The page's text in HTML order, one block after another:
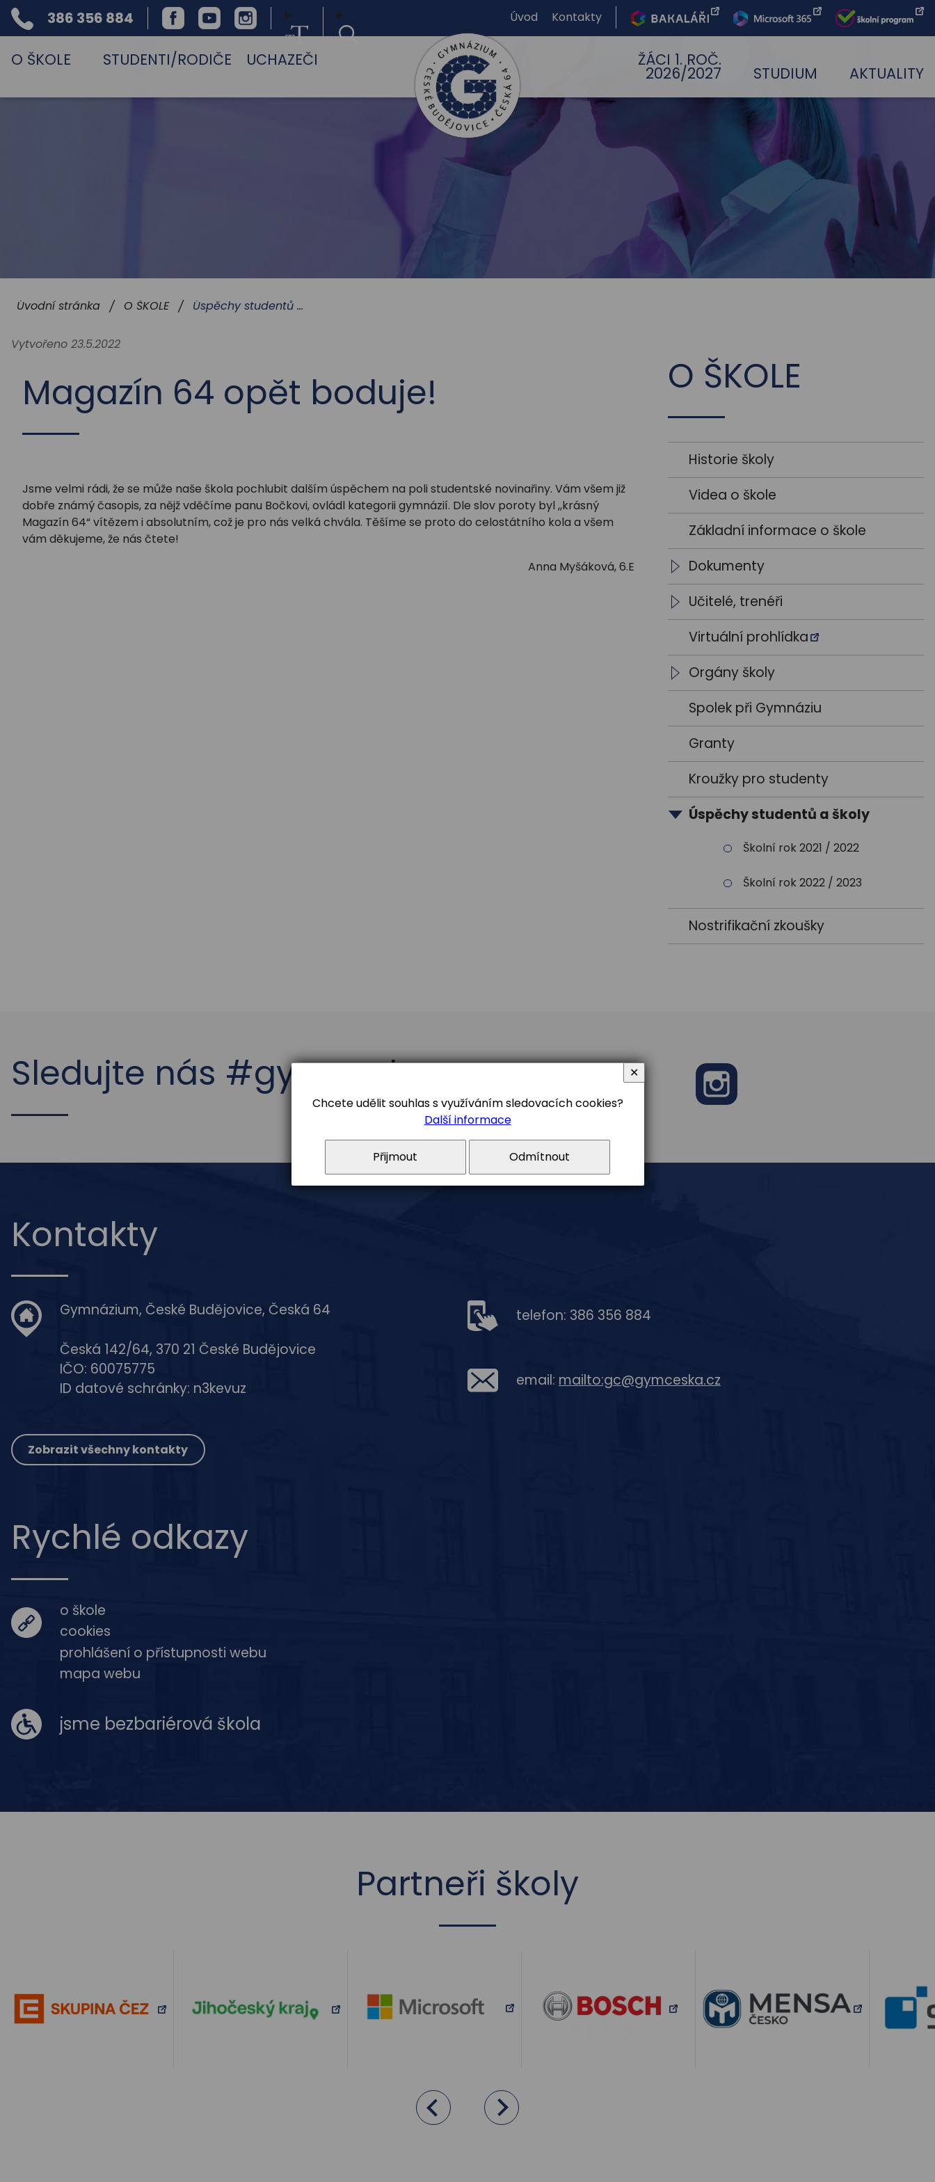
Gymnázium,
České
Budějovice,
Česká
64
Úvod Kontakty
O ŠKOLE STUDENTI/RODIČE UCHAZEČI ŽÁCI 1. ROČ.
2026/2027 STUDIUM AKTUALITY
Telefon
386 356 884
FacebookYoutubeInstagram Bakaláři Office 365
Škoní
Úvodní stránka / O ŠKOLE / Úspěchy studentů a školy
Vytvořeno 23.5.2022
Magazín 64 opět boduje!
Jsme velmi rádi, že se může naše škola pochlubit dalším úspěchem na poli studentské novinařiny. Vám všem již
dobře známý časopis, za nějž vděčíme panu Bočkovi, ovládl kategorii gymnázií. Dle slov poroty byl ,,krásný
Magazín 64“ vítězem i absolutním, což je pro nás velká chvála. Těšíme se proto do celostátního kola a všem
vám děkujeme, že nás čtete!
Anna Myšáková, 6.E
O ŠKOLE
Historie školy
Videa o škole
Základní informace o škole
Dokumenty
Školní vzdělávací programy
Výroční zprávy
Výsledky VŘ
Učitelé, trenéři
Vedení školy
Vyučující
Trenéři
Virtuální prohlídka
Orgány školy
Studentský parlament
Spolek při Gymnáziu
Granty
Kroužky pro studenty
Úspěchy studentů a školy
Školní rok 2021 / 2022
Školní rok 2022 / 2023
Nostrifikační zkoušky
Sledujte nás #gymceska
Kontakty
Gymnázium, České Budějovice, Česká 64
Česká 142/64, 370 21 České Budějovice
IČO: 60075775
ID datové schránky: n3kevuz
telefon: 386 356 884
email: mailto:gc@gymceska.cz
Zobrazit všechny kontakty
Rychlé odkazy
o škole
cookies
prohlášení o přístupnosti webu
mapa webu
jsme bezbariérová škola
Partneři školy
Chcete udělit souhlas s využíváním sledovacích cookies?
Další informace
Přijmout Odmítnout
✕